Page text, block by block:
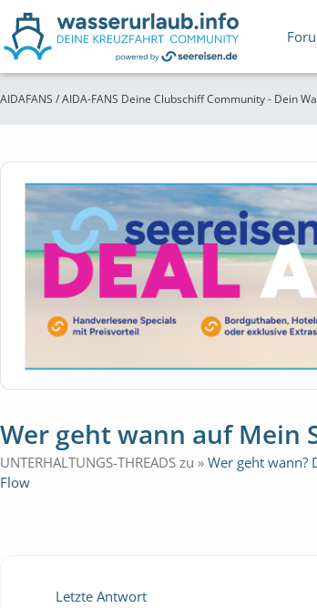
AIDAFANS / AIDA-FANS Deine Clubschiff Community - Dein
Wer geht wann auf Mein
UNTERHALTUNGS-THREADS zu » Wer geht wann?
Flow
Letzte Antwort